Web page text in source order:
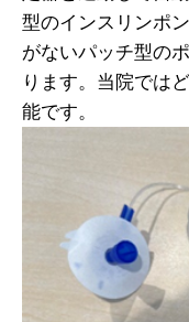
型のインスリンポ
がないパッチ型の
ります。当院では
能です。